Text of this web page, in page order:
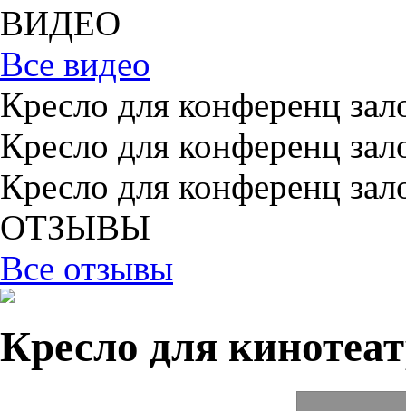
ВИДЕО
Все видео
Кресло для конференц
Кресло для конференц
Кресло для конференц
ОТЗЫВЫ
Все отзывы
Кресло для